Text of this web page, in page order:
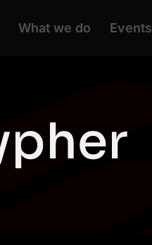
What we do Events